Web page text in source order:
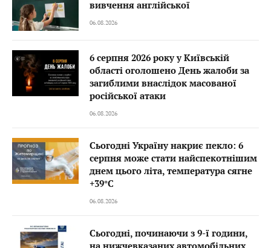
вивчення англійської
06.08.2026
6 серпня 2026 року у Київській
області оголошено День жалоби за
загиблими внаслідок масованої
російської атаки
06.08.2026
Сьогодні Україну накриє пекло: 6
серпня може стати найспекотнішим
днем цього літа, температура сягне
+39°C
06.08.2026
Сьогодні, починаючи з 9-ї години,